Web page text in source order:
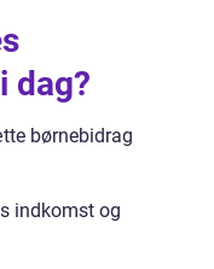
dag?
børnebidrag
indkomst og